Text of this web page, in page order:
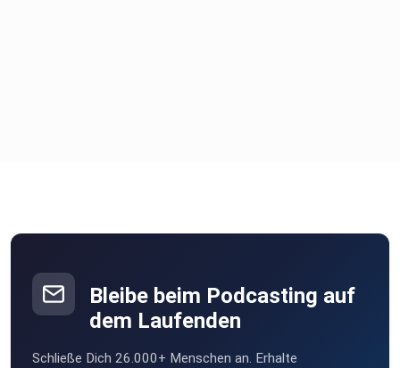
Bleibe beim Podcasting auf
dem Laufenden
Schließe Dich 26.000+ Menschen an. Erhalte